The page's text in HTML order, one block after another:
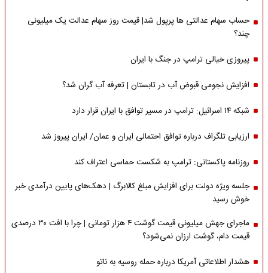
حساب سهام عدالتی ها پرپول شد| قیمت روز سهام عدالت یک میلیونی
چند؟
پیروزی خیالی ترامپ در جنگ با ایران
افزایش نجومی قبوض آب در تابستان | تعرفه آب گران شد؟
شبکه ۱۴ اسرائیل: ترامپ در مسیر توافق با ایران قرار دارد
ارزیابی تلگراف درباره توافق احتمالی ایران و عمان/ ایران پیروز شد
روزنامه پاکستانی: ترامپ به شکست حماسی اعتراف کند
جلسه ویژه دولت برای افزایش مبلغ کالابرگ | دهک‌های پایین درآمدی خبر
خوش رسید
ماجرای جهش میلیونی قیمت گوشت ۴ هزار تومانی | چرا با افت ۳۰ درصدی
قیمت دام، گوشت ارزان نمی‌شود؟
هشدار اطلاعاتی آمریکا درباره حمله روسیه به ناتو